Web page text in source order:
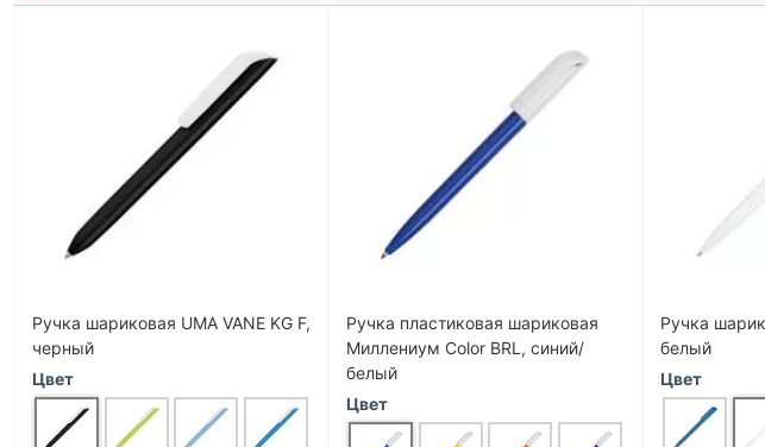
Ручка шариковая UMA VANE KG F,
черный
Цвет
Ручка пластиковая шариковая
Миллениум Color BRL, синий/
белый
Цвет
Ручка
белый
Цвет